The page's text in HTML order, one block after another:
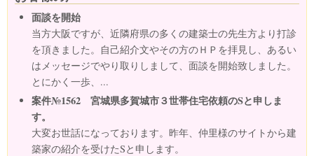
面談を開始
当方大阪ですが、近隣府県の多くの建築士の先生方より打診
を頂きました。自己紹介文やその方のＨＰを拝見し、あるい
はメッセージでやり取りしまして、面談を開始致しました。
とにかく一歩、...
案件№1562 宮城県多賀城市３世帯住宅依頼のSと申しま
す。
大変お世話になっております。昨年、仲里様のサイトから建
築家の紹介を受けたSと申します。